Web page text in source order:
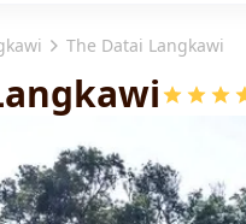
The Datai Langkawi